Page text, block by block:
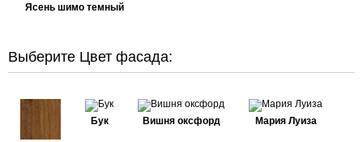
Ясень шимо темный
Выберите Цвет фасада:
Бук Вишня оксфорд Мария Луиза